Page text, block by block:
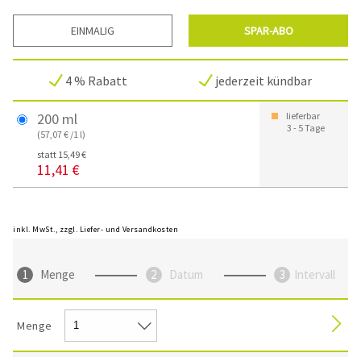
EINMALIG SPAR-ABO
4 % Rabatt jederzeit kündbar
200 ml
(57,07 € /1 l)
statt 15,49 €
11,41 €
lieferbar
3 - 5 Tage
inkl. MwSt., zzgl. Liefer- und Versandkosten
Menge Datum Intervall
Menge